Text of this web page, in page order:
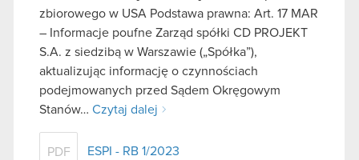
zbiorowego w USA Podstawa prawna: Art. 17 MAR
– Informacje poufne Zarząd spółki CD PROJEKT
S.A. z siedzibą w Warszawie („Spółka”),
aktualizując informację o czynnościach
podejmowanych przed Sądem Okręgowym
Stanów… Czytaj dalej
PDF ESPI - RB 1/2023